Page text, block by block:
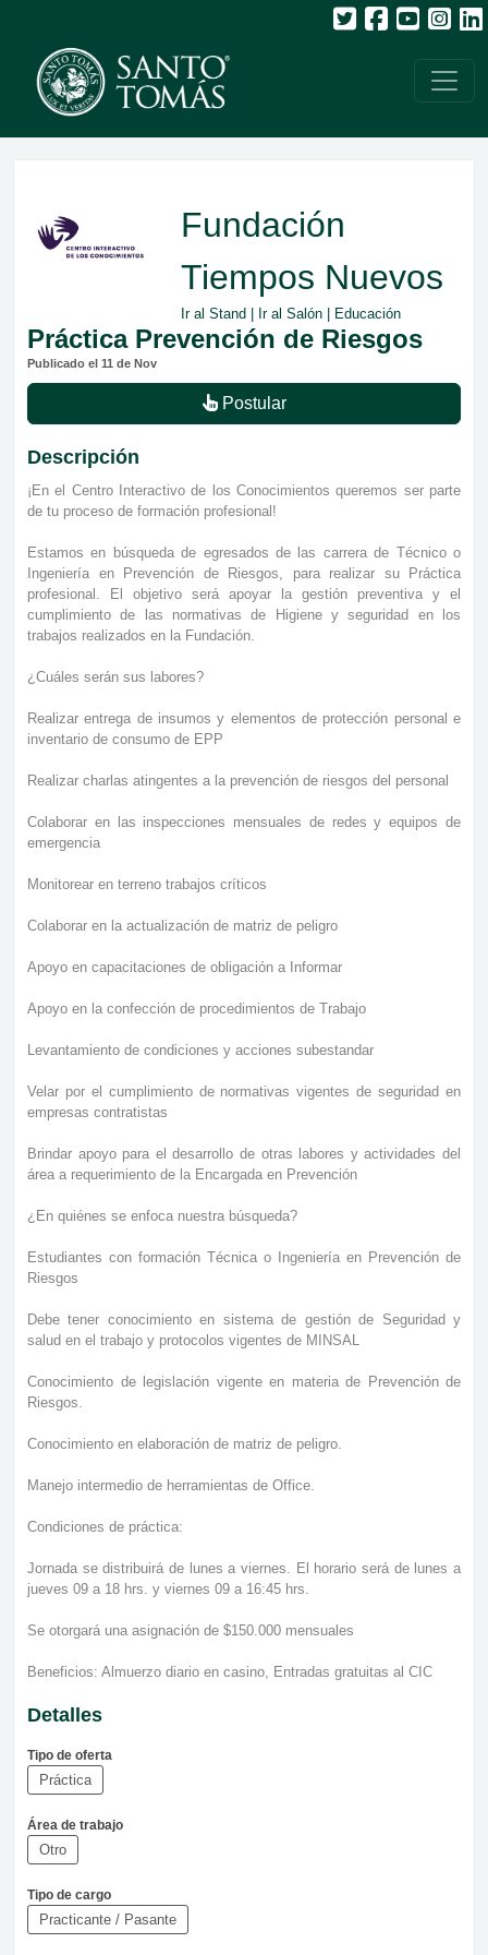
Fundación
Tiempos Nuevos
Ir al Stand Ir al Salón| Educación
Práctica Prevención de Riesgos
Publicado el 11 de Nov
Postular
Descripción
¡En el Centro Interactivo de los Conocimientos queremos ser parte
de tu proceso de formación profesional!
Estamos en búsqueda de egresados de las carrera de Técnico o
Ingeniería en Prevención de Riesgos, para realizar su Práctica
profesional. El objetivo será apoyar la gestión preventiva y el
cumplimiento de las normativas de Higiene y seguridad en los
trabajos realizados en la Fundación.
¿Cuáles serán sus labores?
Realizar entrega de insumos y elementos de protección personal e
inventario de consumo de EPP
Realizar charlas atingentes a la prevención de riesgos del personal
Colaborar en las inspecciones mensuales de redes y equipos de
emergencia
Monitorear en terreno trabajos críticos
Colaborar en la actualización de matriz de peligro
Apoyo en capacitaciones de obligación a Informar
Apoyo en la confección de procedimientos de Trabajo
Levantamiento de condiciones y acciones subestandar
Velar por el cumplimiento de normativas vigentes de seguridad en
empresas contratistas
Brindar apoyo para el desarrollo de otras labores y actividades del
área a requerimiento de la Encargada en Prevención
¿En quiénes se enfoca nuestra búsqueda?
Estudiantes con formación Técnica o Ingeniería en Prevención de
Riesgos
Debe tener conocimiento en sistema de gestión de Seguridad y
salud en el trabajo y protocolos vigentes de MINSAL
Conocimiento de legislación vigente en materia de Prevención de
Riesgos.
Conocimiento en elaboración de matriz de peligro.
Manejo intermedio de herramientas de Office.
Condiciones de práctica:
Jornada se distribuirá de lunes a viernes. El horario será de lunes a
jueves 09 a 18 hrs. y viernes 09 a 16:45 hrs.
Se otorgará una asignación de $150.000 mensuales
Beneficios: Almuerzo diario en casino, Entradas gratuitas al CIC
Detalles
Tipo de oferta
Práctica
Área de trabajo
Otro
Tipo de cargo
Practicante / Pasante